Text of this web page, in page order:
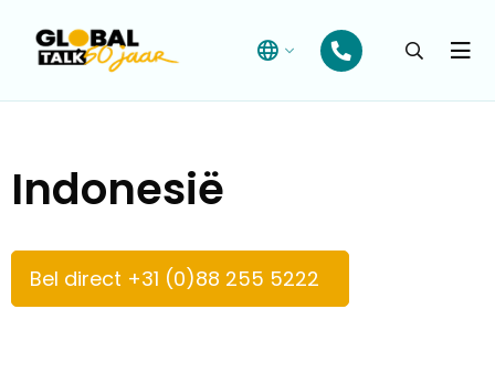
Open
Indonesië
Bel direct +31 (0)88 255 5222